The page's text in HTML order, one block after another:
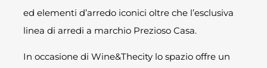
ed elementi d’arredo iconici oltre che l’esclusiva
linea di arredi a marchio Prezioso Casa.
In occasione di Wine&Thecity lo spazio offre un